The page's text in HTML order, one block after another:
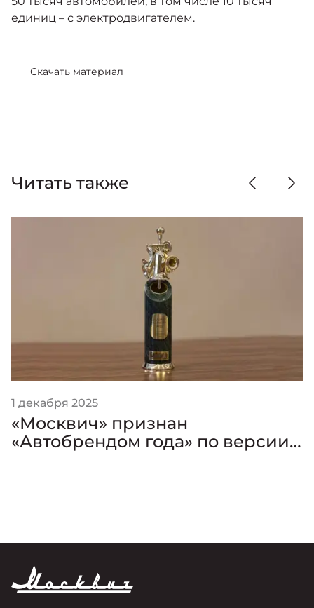
единиц – с электродвигателем.
Скачать материал
Читать также
1 декабря 2025
«Москвич» признан
«Автобрендом года» по версии